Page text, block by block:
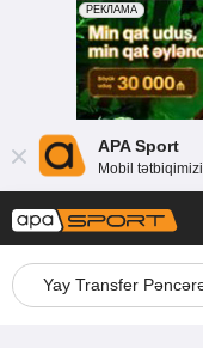
APA Sport
Mobil
Yay Transfer